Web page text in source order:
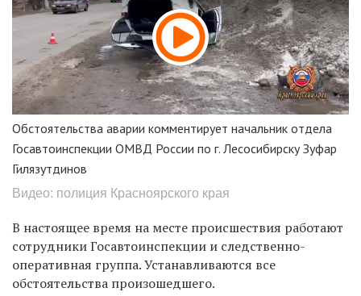
Обстоятельства аварии комментирует начальник отдела
Госавтоинспекции ОМВД России по г. Лесосибирску Зуфар
Гилязутдинов
Видео: полиция Красноярского края
В настоящее время на месте происшествия работают
сотрудники Госавтоинспекции и следственно-
оперативная группа. Устанавливаются все
обстоятельства произошедшего.